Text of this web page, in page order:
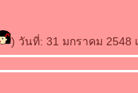
) วันที่: 31 มกราคม 2548